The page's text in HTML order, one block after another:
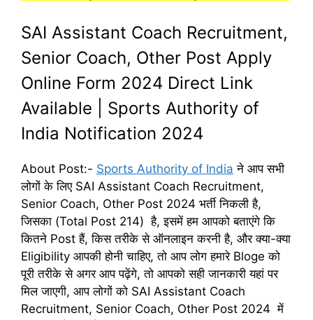
SAI Assistant Coach Recruitment,
Senior Coach, Other Post Apply
Online Form 2024 Direct Link
Available | Sports Authority of
India Notification 2024
About Post:- Sports Authority of India ने आप सभी
लोगों के लिए SAI Assistant Coach Recruitment,
Senior Coach, Other Post 2024 भर्ती निकली है,
जिसका (Total Post 214) है, इसमें हम आपको बताएंगे कि
कितने Post हैं, किस तरीके से ऑनलाइन करनी है, और क्या-क्या
Eligibility आपकी होनी चाहिए, तो आप लोग हमारे Bloge को
पूरी तरीके से अगर आप पढ़ेंगे, तो आपको सही जानकारी यहां पर
मिल जाएगी, आप लोगों को SAI Assistant Coach
Recruitment, Senior Coach, Other Post 2024 में